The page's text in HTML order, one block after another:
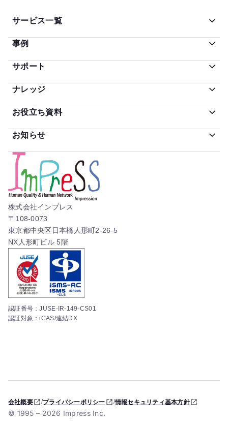
サービス一覧
事例
サポート
ナレッジ
お役立ち資料
お知らせ
株式会社インプレス
〒108-0073
東京都中央区日本橋人形町2-26-5
NX人形町ビル 5階
認証番号：JUSE-IR-149-CS01
認証対象：iCAS/連結DX
会社概要 /プライバシーポリシー /情報セキュリティ基本方針
© 1995 – 2026 Impress Inc.